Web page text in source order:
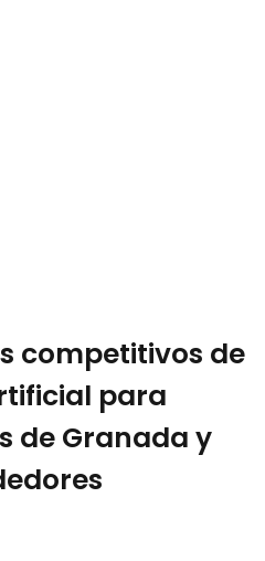
competitivos de
para
de Granada y